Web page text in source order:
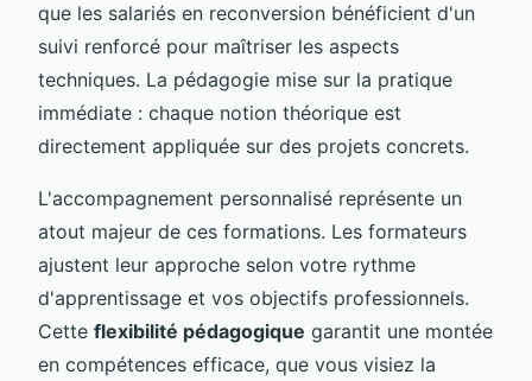
que les salariés en reconversion bénéficient d'un
suivi renforcé pour maîtriser les aspects
techniques. La pédagogie mise sur la pratique
immédiate : chaque notion théorique est
directement appliquée sur des projets concrets.
L'accompagnement personnalisé représente un
atout majeur de ces formations. Les formateurs
ajustent leur approche selon votre rythme
d'apprentissage et vos objectifs professionnels.
Cette flexibilité pédagogique garantit une montée
en compétences efficace, que vous visiez la